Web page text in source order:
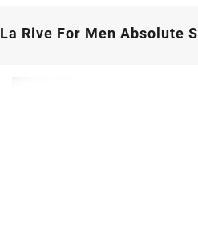
La Rive For Men Absolute